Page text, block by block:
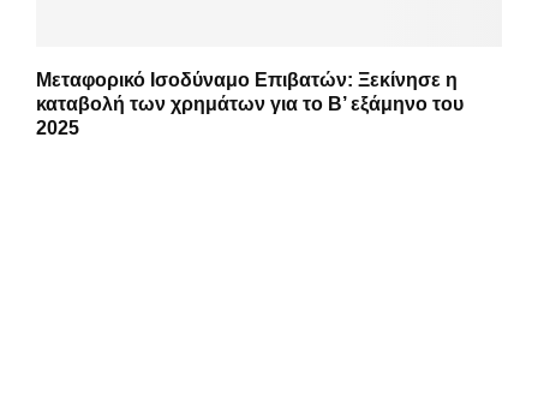
Μεταφορικό Ισοδύναμο Επιβατών: Ξεκίνησε η
καταβολή των χρημάτων για το Β’ εξάμηνο του
2025